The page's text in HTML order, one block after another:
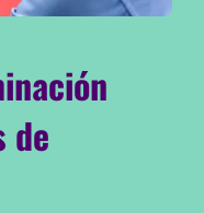
de